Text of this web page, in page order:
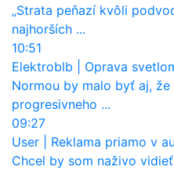
„Strata peňazí kvôli
najhorších ...
10:51
Elektroblb
Oprava svetlometov by mala
Normou by malo byť aj,
progresivneho ...
09:27
User
Reklama priamo v aute?
Chcel by som naživo